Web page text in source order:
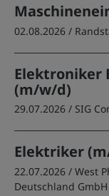
02.08.2026 /
Elektroniker
(m/w/d)
29.07.2026 / SIG
Elektriker
22.07.2026 / West
Deutschland GmbH